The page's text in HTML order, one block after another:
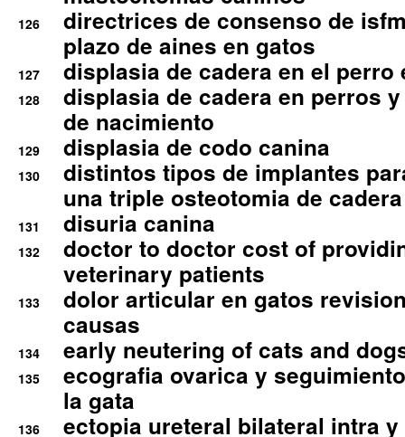
126
directrices de consenso de
plazo de aines en gatos
127 displasia de cadera en el perro
128
displasia de cadera en perros
de nacimiento
129 displasia de codo canina
130
distintos tipos de implantes
una triple osteotomia de cadera
131 disuria canina
132
doctor to doctor cost of
veterinary patients
133
dolor articular en gatos
causas
134 early neutering of cats and
135
ecografia ovarica y
la gata
136 ectopia ureteral bilateral intra